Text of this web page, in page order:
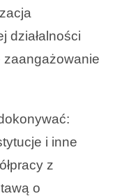
działalności
i inne
z
o